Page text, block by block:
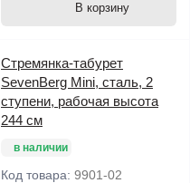
В корзину
Стремянка-табурет
SevenBerg Mini, сталь, 2
ступени, рабочая высота
244 см
в наличии
Код товара: 9901-02